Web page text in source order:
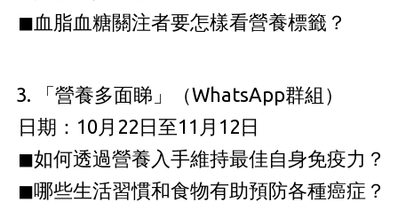
◼血脂血糖關注者要怎樣看營養標籤？
「營養多面睇」（WhatsApp群組）
日期：10月22日至11月12日
◼如何透過營養入手維持最佳自身免疫力？
◼哪些生活習慣和食物有助預防各種癌症？